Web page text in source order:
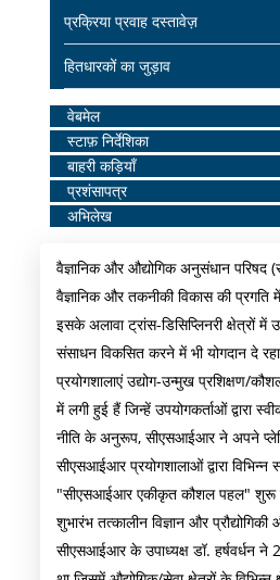
प्रक्रिया प्रवाह दस्तावेज़
हितधारकों का जुड़ाव
Home
Middle
Menu
वेबमेल
स्टाफ़ निर्देशिका
बाहरी कड़ियाँ
प्रशंसापत्र
अभिलेख
वैज्ञानिक और औद्योगिक अनुसंधान
वैज्ञानिक और तकनीकी विकास की प्रगति
इसके अलावा ट्रांस-डिसिप्लिनरी क्षेत्रों में
संसाधन विकसित करने में भी योगदान दे
प्रयोगशालाएं उद्योग-उन्मुख प्रशिक्षण/
में लगी हुई हैं जिन्हें उपयोगकर्ताओं द्वारा
नीति के अनुरूप, सीएसआईआर ने अपने
सीएसआईआर प्रयोगशालाओं द्वारा
"सीएसआईआर एकीकृत कौशल पहल" शुरू
शुभारंभ तत्कालीन विज्ञान और
सीएसआईआर के उपाध्यक्ष डॉ. हर्षवर्धन ने